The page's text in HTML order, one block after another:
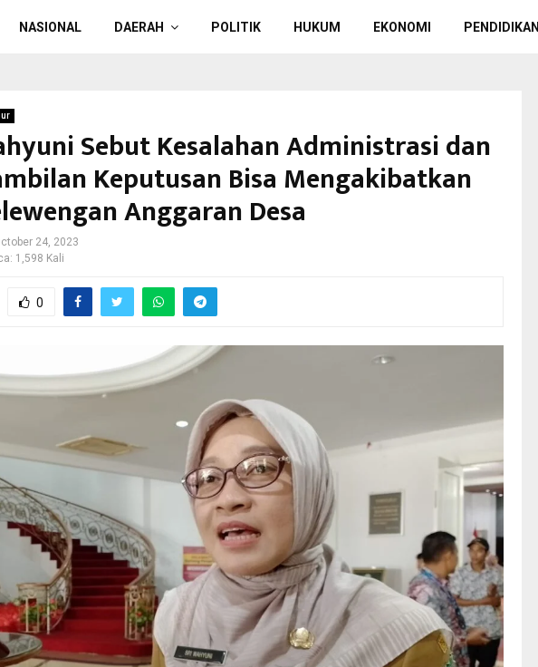
NASIONAL DAERAH POLITIK HUKUM EKONOMI PENDIDIKAN
Sebut Kesalahan Administrasi dan
Keputusan Bisa Mengakibatkan
Anggaran Desa
24, 2023
1,598 Kali
0